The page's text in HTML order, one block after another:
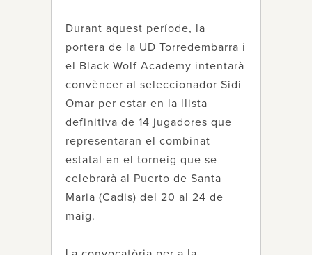
Durant aquest període, la
portera de la UD Torredembarra i
el Black Wolf Academy intentarà
convèncer al seleccionador Sidi
Omar per estar en la llista
definitiva de 14 jugadores que
representaran el combinat
estatal en el torneig que se
celebrarà al Puerto de Santa
Maria (Cadis) del 20 al 24 de
maig.